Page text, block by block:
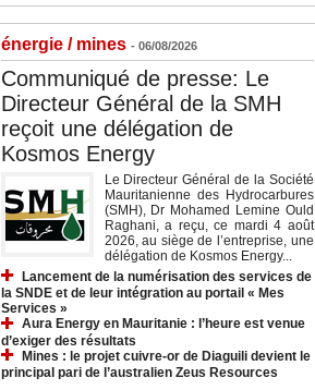
énergie / mines - 06/08/2026
Communiqué de presse: Le
Directeur Général de la SMH
reçoit une délégation de
Kosmos Energy
Le Directeur Général de la Société
Mauritanienne des Hydrocarbures
(SMH), Dr Mohamed Lemine Ould
Raghani, a reçu, ce mardi 4 août
2026, au siège de l’entreprise, une
délégation de Kosmos Energy...
Lancement de la numérisation des services de
la SNDE et de leur intégration au portail « Mes
Services »
Aura Energy en Mauritanie : l’heure est venue
d’exiger des résultats
Mines : le projet cuivre-or de Diaguili devient le
principal pari de l’australien Zeus Resources